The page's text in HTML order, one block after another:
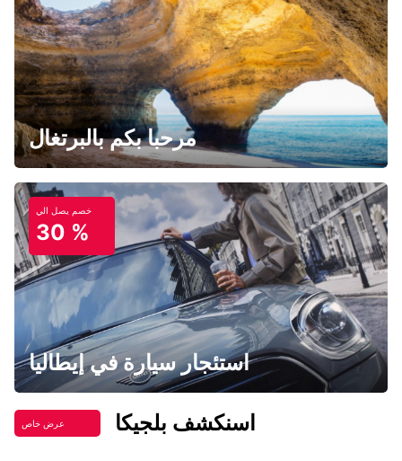
مرحبا بكم بالبرتغال
خصم يصل الي
30 %
استئجار سيارة في إيطاليا
عرض خاص اسنكشف بلجيكا